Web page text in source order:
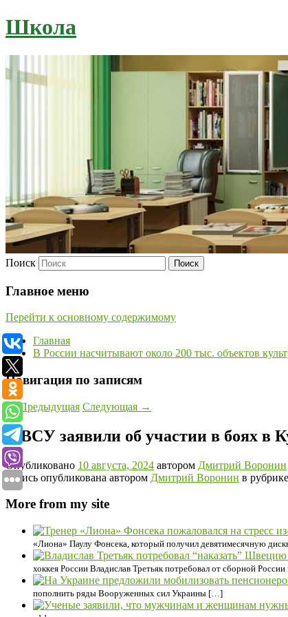
Школа
Поиск
Главное меню
Перейти к основному содержимому
Главная
В России насчитывают около 200 тыс. объектов
Навигация по записям
←Предыдущая Следующая →
В ВСУ заявили об участии в боях в
Опубликовано 10 августа, 2024 автором Дмитрий Воронин
Запись опубликована автором Дмитрий Воронин в рубрике
More from my site
«Лиона» Паулу Фонсека, который получил девятимесячную
хоккея России Владислав Третьяк потребовал от сборной
пополнить ряды Вооруженных сил Украины […]